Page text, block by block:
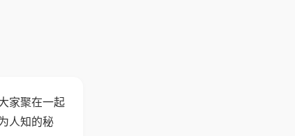
家聚在一起
人知的秘